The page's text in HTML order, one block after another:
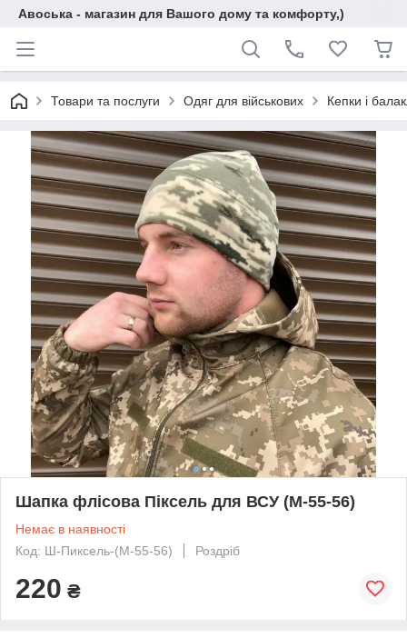
Авоська - магазин для Вашого дому та комфорту,)
Товари та послуги Одяг для військових Кепки і
Шапка флісова Піксель для ВСУ (М-55-56)
Немає в наявності
Код: Ш-Пиксель-(М-55-56)
Роздріб
220 ₴